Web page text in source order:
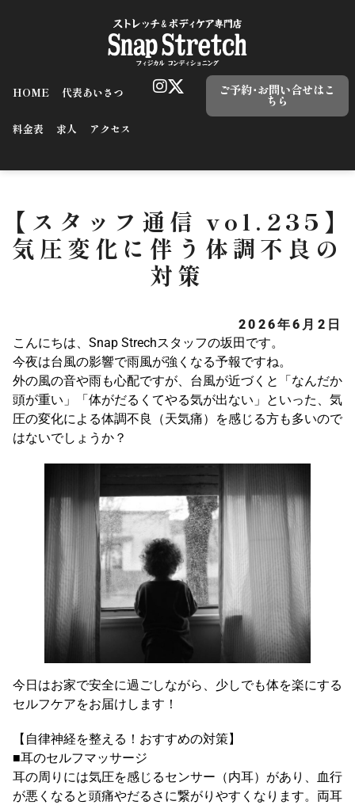
HOME 代表あいさつ
料金表 求人 アクセス
ご予約･お問い合せはこ
ちら
【スタッフ通信 vol.235】
気圧変化に伴う体調不良の
対策
2026年6月2日
こんにちは、Snap Strechスタッフの坂田です。
今夜は台風の影響で雨風が強くなる予報ですね。
外の風の音や雨も心配ですが、台風が近づくと「なんだか
頭が重い」「体がだるくてやる気が出ない」といった、気
圧の変化による体調不良（天気痛）を感じる方も多いので
はないでしょうか？
今日はお家で安全に過ごしながら、少しでも体を楽にする
セルフケアをお届けします！
【自律神経を整える！おすすめの対策】
■耳のセルフマッサージ
耳の周りには気圧を感じるセンサー（内耳）があり、血行
が悪くなると頭痛やだるさに繋がりやすくなります。両耳